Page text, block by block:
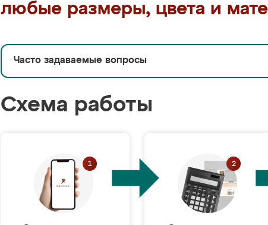
любые размеры, цвета и
Часто задаваемые вопросы
Схема работы